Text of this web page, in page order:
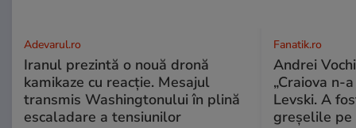
Adevarul.ro
Iranul prezintă o nouă dronă
kamikaze cu reacție. Mesajul
transmis Washingtonului în plină
escaladare a tensiunilor
Fanatik.ro
Andrei
„Craiova n-
Levski. A
greșelile pe